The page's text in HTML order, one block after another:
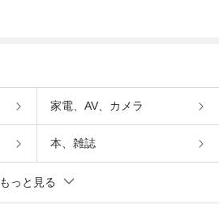
家電、AV、カメラ
本、雑誌
もっと見る